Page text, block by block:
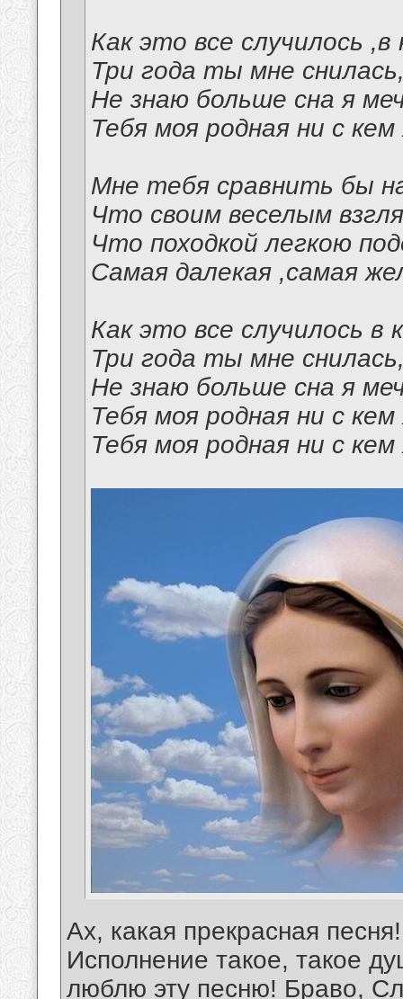
Как это все случилось ,в
Три года ты мне
Не знаю больше сна я
Тебя моя родная ни с
Мне тебя сравнить бы
Что своим веселым
Что походкой легкою
Самая далекая ,самая
Как это все случилось в
Три года ты мне
Не знаю больше сна я
Тебя моя родная ни с
Тебя моя родная ни с
Ах, какая прекрасная
Исполнение такое, такое
люблю эту песню! Браво,